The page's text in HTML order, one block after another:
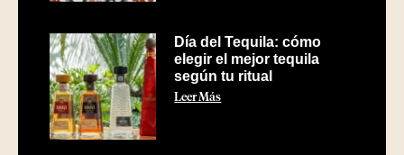
Día del Tequila: cómo
elegir el mejor tequila
según tu ritual
Leer Más